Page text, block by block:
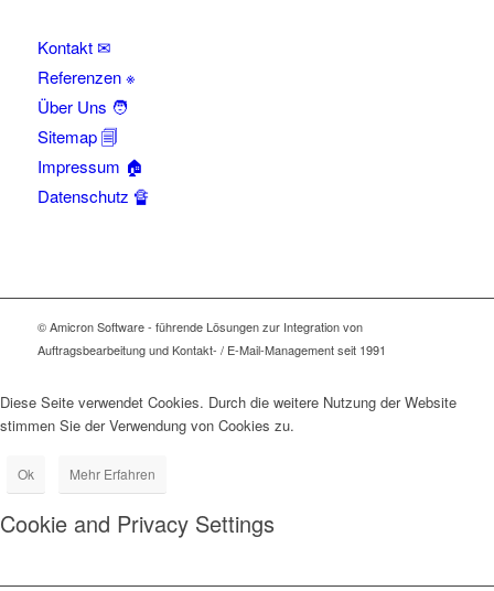
Kontakt ✉
Referenzen ※
Über Uns 🧑
Sitemap 🗐
Impressum 🏠
Datenschutz 🔏
© Amicron Software - führende Lösungen zur Integration von
Auftragsbearbeitung und Kontakt- / E-Mail-Management seit 1991
Diese Seite verwendet Cookies. Durch die weitere Nutzung der Website
stimmen Sie der Verwendung von Cookies zu.
Ok Mehr Erfahren
Cookie and Privacy Settings